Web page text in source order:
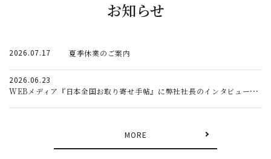
お知らせ
2026.07.17 夏季休業のご案内
2026.06.23
WEBメディア『日本全国お取り寄せ手帖』に弊社社長のインタビュー記事が掲載されました。
MORE